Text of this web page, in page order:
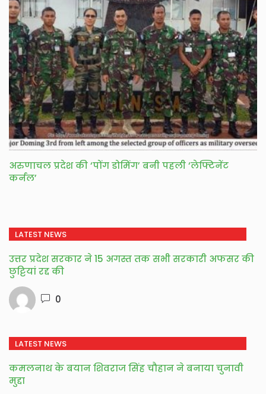
अरुणाचल प्रदेश की ‘पोंग डोमिंग’ बनी पहली ‘लेफ्टिनेंट
कर्नल’
LATEST NEWS
उत्तर प्रदेश सरकार ने 15 अगस्त तक सभी सरकारी अफसर की
छुट्टियां रद्द की
0
LATEST NEWS
कमलनाथ के बयान शिवराज सिंह चौहान ने बनाया चुनावी
मुद्दा